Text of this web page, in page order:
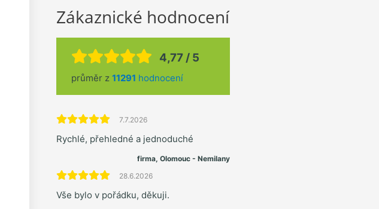
Zákaznické hodnocení
4,77 / 5
průměr z 11291 hodnocení
7.7.2026
Rychlé, přehledné a jednoduché
firma, Olomouc - Nemilany
28.6.2026
Vše bylo v pořádku, děkuji.